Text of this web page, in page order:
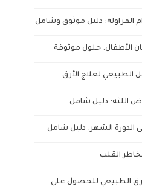
الفراولة: دليل موثوق وشامل
الأطفال: حلول موثوقة
الطبيعي لعلاج الأرق
اللثة: دليل شامل
الدورة الشهر: دليل شامل
القلب
الطبيعي للحصول على